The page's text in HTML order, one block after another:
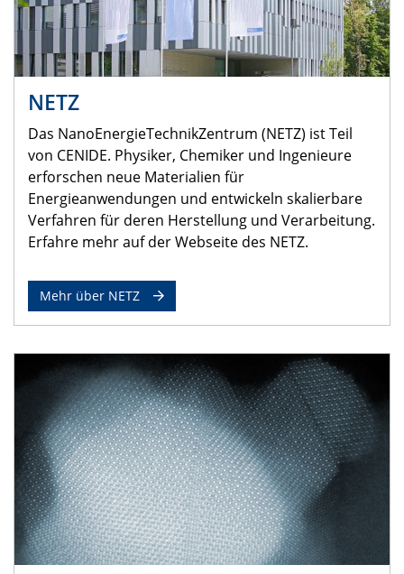
NETZ
Das NanoEnergieTechnikZentrum (NETZ) ist Teil
von CENIDE. Physiker, Chemiker und Ingenieure
erforschen neue Materialien für
Energieanwendungen und entwickeln skalierbare
Verfahren für deren Herstellung und Verarbeitung.
Erfahre mehr auf der Webseite des NETZ.
Mehr über NETZ